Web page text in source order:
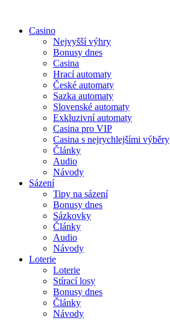
Casino
Nejvyšší výhry
Bonusy dnes
Casina
Hrací automaty
České automaty
Sazka automaty
Slovenské automaty
Exkluzivní automaty
Casina pro VIP
Casina s nejrychlejšími výběry
Články
Audio
Návody
Sázení
Tipy na sázení
Bonusy dnes
Sázkovky
Články
Audio
Návody
Loterie
Loterie
Stírací losy
Bonusy dnes
Články
Návody